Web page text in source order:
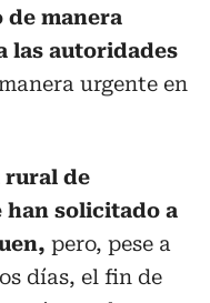
de manera
las autoridades
urgente en
rural de
han solicitado a
pero, pese a
días, el fin de